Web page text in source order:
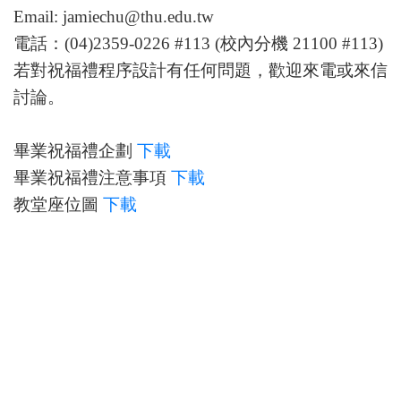
Email: jamiechu@thu.edu.tw
電話：(04)2359-0226 #113 (校內分機 21100 #113)
若對祝福禮程序設計有任何問題，歡迎來電或來信
討論。
畢業祝福禮企劃 下載
畢業祝福禮注意事項 下載
教堂座位圖 下載